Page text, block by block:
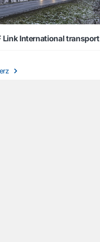
Link International transport